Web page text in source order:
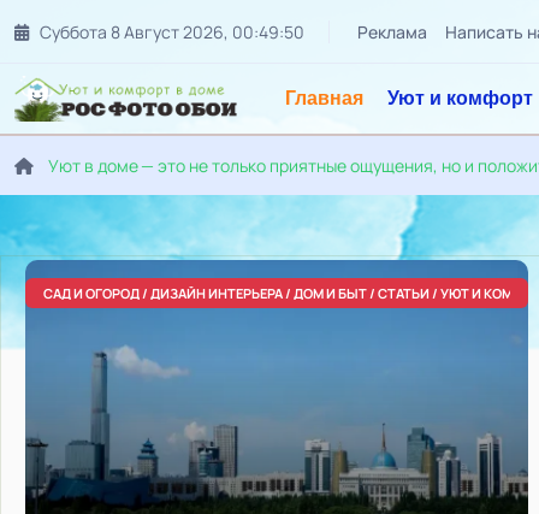
Суббота 8 Август 2026, 00:49:52 Реклама Написать
Главная Уют и комфорт
Уют в доме — это не только приятные ощущения, но и
САД И ОГОРОД / ДИЗАЙН ИНТЕРЬЕРА / ДОМ И БЫТ / СТАТЬИ / УЮТ И